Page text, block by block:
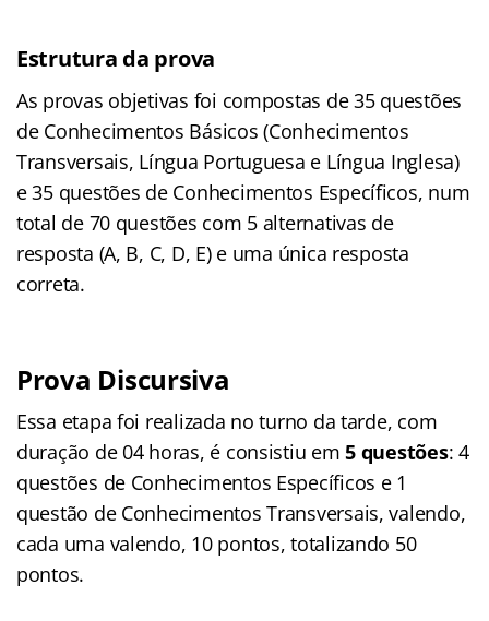
Estrutura da prova
As provas objetivas foi compostas de 35 questões
de Conhecimentos Básicos (Conhecimentos
Transversais, Língua Portuguesa e Língua Inglesa)
e 35 questões de Conhecimentos Específicos, num
total de 70 questões com 5 alternativas de
resposta (A, B, C, D, E) e uma única resposta
correta.
Prova Discursiva
Essa etapa foi realizada no turno da tarde, com
duração de 04 horas, é consistiu em5 questões: 4
questões de Conhecimentos Específicos e 1
questão de Conhecimentos Transversais, valendo,
cada uma valendo, 10 pontos, totalizando 50
pontos.